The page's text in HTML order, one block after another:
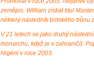
zeměpis. William získal titul
některý následník britského trůnu
V 21 letech se jako druhý
monarchu, když je v zahraničí).
Nigérii v roce 2003.